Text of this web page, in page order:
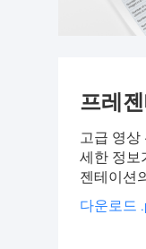
프레
고급 영상
세한 정보
젠테이션
다운로드